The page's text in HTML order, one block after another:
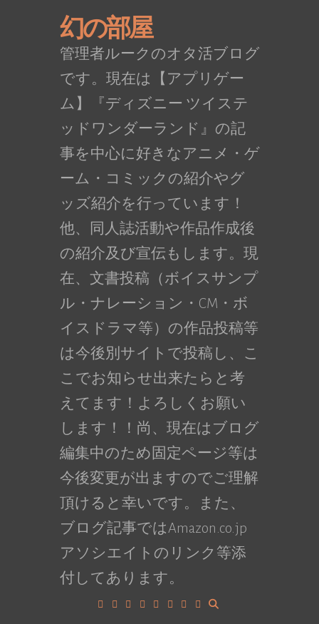
幻の部屋
管理者ルークのオタ活ブログ
です。現在は【アプリゲー
ム】『ディズニー ツイステ
ッドワンダーランド』の記
事を中心に好きなアニメ・ゲ
ーム・コミックの紹介やグ
ッズ紹介を行っています！
他、同人誌活動や作品作成後
の紹介及び宣伝もします。現
在、文書投稿（ボイスサンプ
ル・ナレーション・CM・ボ
イスドラマ等）の作品投稿等
は今後別サイトで投稿し、こ
こでお知らせ出来たらと考
えてます！よろしくお願い
します！！尚、現在はブログ
編集中のため固定ページ等は
今後変更が出ますのでご理解
頂けると幸いです。また、
ブログ記事ではAmazon.co.jp
アソシエイトのリンク等添
付してあります。